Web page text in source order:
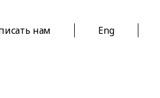
нам Eng